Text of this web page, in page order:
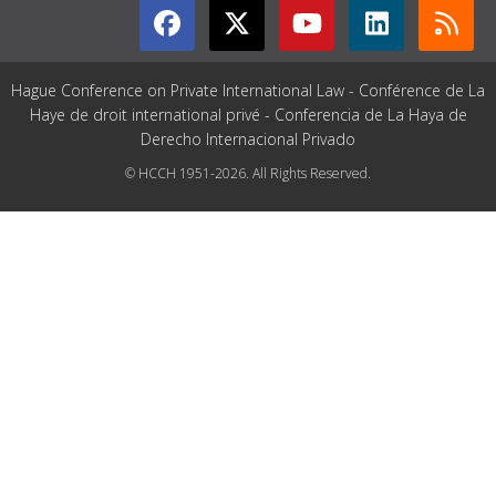
Hague Conference on Private International Law - Conférence de La
Haye de droit international privé - Conferencia de La Haya de
Derecho Internacional Privado
© HCCH 1951-2026. All Rights Reserved.